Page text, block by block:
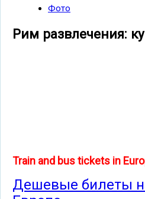
Фото
Рим развлечения:
Train and bus tickets in
Дешевые билеты